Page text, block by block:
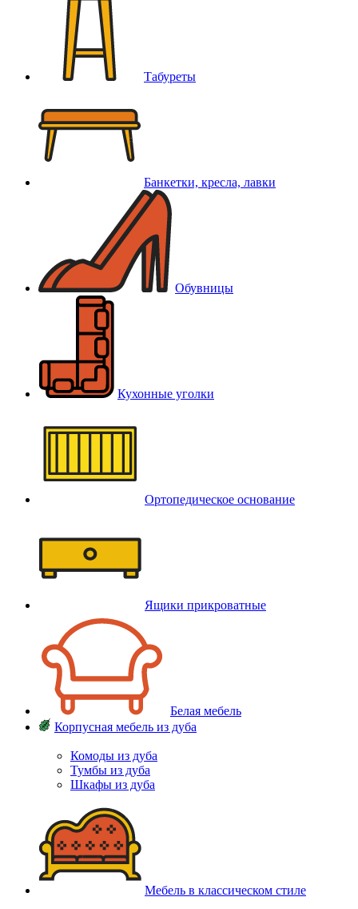
Табуреты
Банкетки, кресла, лавки
Обувницы
Кухонные уголки
Ортопедическое основание
Ящики прикроватные
Белая мебель
Корпусная мебель из дуба
Комоды из дуба
Тумбы из дуба
Шкафы из дуба
Мебель в классическом стиле